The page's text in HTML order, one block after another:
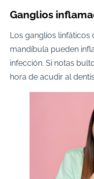
Ganglios
Los ganglios
mandíbula pueden
infección. Si notas
hora de acudir al